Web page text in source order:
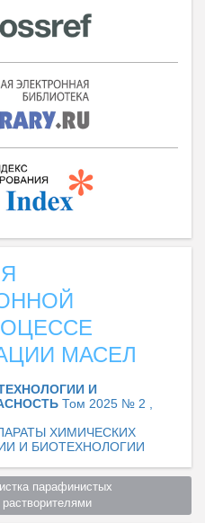
МАСЕЛ
И
Том 2025 № 2 ,
ХИМИЧЕСКИХ
И БИОТЕХНОЛОГИИ
парафинистых